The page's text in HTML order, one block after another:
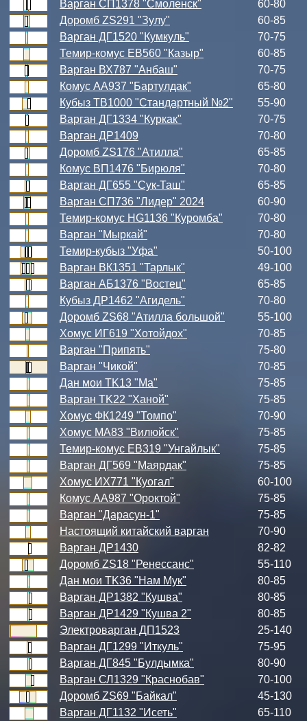
Варган СП1378 "Смоленск"
60-80
Доромб ZS291 "Зулу"
60-85
Варган ДГ1520 "Кумкуль"
70-75
Темир-комус ЕВ560 "Казыр"
60-85
Варган ВХ787 "Анбаш"
70-75
Комус АА937 "Бартулдак"
65-80
Кубыз ТВ1000 "Стандартный №2"
55-90
Варган ДГ1334 "Куркак"
70-75
Варган ДР1409
70-80
Доромб ZS176 "Атилла"
65-85
Комус ВП1476 "Бирюля"
70-80
Варган ДГ655 "Сук-Таш"
65-85
Варган СП736 "Лидер" 2024
60-90
Темир-комус HG1136 "Куромба"
70-80
Варган "Мыркай"
70-80
Темир-кубыз "Уфа"
50-100
Варган ВК1351 "Тарлык"
49-100
Варган АБ1376 "Востец"
65-85
Кубыз ДР1462 "Агидель"
70-80
Доромб ZS68 "Атилла большой"
55-100
Хомус ИГ619 "Хотойдох"
70-85
Варган "Припять"
75-80
Варган "Чикой"
70-85
Дан мои TK13 "Ма"
75-85
Варган TK22 "Ханой"
75-85
Хомус ФК1249 "Томпо"
70-90
Хомус МА83 "Вилюйск"
75-85
Темир-комус ЕВ319 "Унгайлык"
75-85
Варган ДГ569 "Маярдак"
75-85
Хомус ИХ771 "Куогал"
60-100
Комус АА987 "Ороктой"
75-85
Варган "Дарасун-1"
75-85
Настоящий китайский варган
70-90
Варган ДР1430
82-82
Доромб ZS18 "Ренессанс"
55-110
Дан мои TK36 "Нам Мук"
80-85
Варган ДР1382 "Кушва"
80-85
Варган ДР1429 "Кушва 2"
80-85
Электроварган ДП1523
25-140
Варган ДГ1299 "Иткуль"
75-95
Варган ДГ845 "Булдымка"
80-90
Варган СЛ1329 "Краснобав"
70-100
Доромб ZS69 "Байкал"
45-130
Варган ДГ1132 "Исеть"
65-110